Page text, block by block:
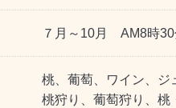
７月～10月 AM8時30
桃、葡萄、ワイン、ジ
桃狩り、葡萄狩り、桃